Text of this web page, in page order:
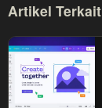
Artikel Terkait